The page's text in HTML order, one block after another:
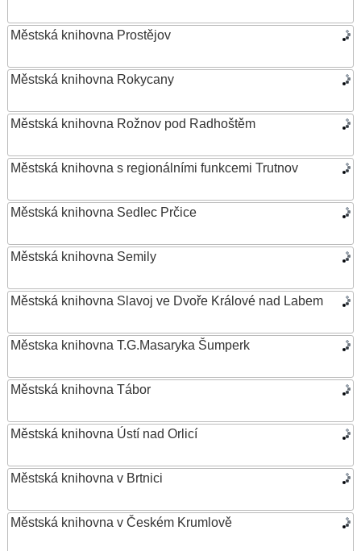
Městská knihovna Prostějov
Městská knihovna Rokycany
Městská knihovna Rožnov pod Radhoštěm
Městská knihovna s regionálními funkcemi Trutnov
Městská knihovna Sedlec Prčice
Městská knihovna Semily
Městská knihovna Slavoj ve Dvoře Králové nad Labem
Městska knihovna T.G.Masaryka Šumperk
Městská knihovna Tábor
Městská knihovna Ústí nad Orlicí
Městská knihovna v Brtnici
Městská knihovna v Českém Krumlově